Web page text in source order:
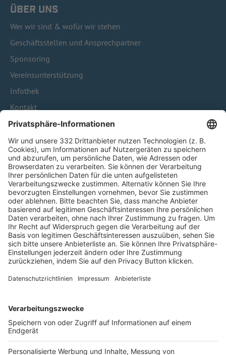
ÜBER UNS
Wer wir sind & wofür wir stehen
Geschäftsstellen und Ansprechpartner
Sponsoring
Vereinsunterstützung
Infothek
Kontakt
HÄUFIG BESUCHTE SEITEN
Pässe und Vereinswechsel
Trainerausbildung
Schulungsangebot Vereinsmitarbeiter
BFV-Geschäftsstellen
Trainerbörse
Login SpielPlus
FOLGE DEM BFV
TOP-VEREINE